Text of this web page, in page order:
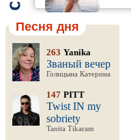
Песня дня
263 Yanika
Званый вечер
Голицына Катерина
147 PITT
Twist IN my
sobriety
Tanita Tikaram